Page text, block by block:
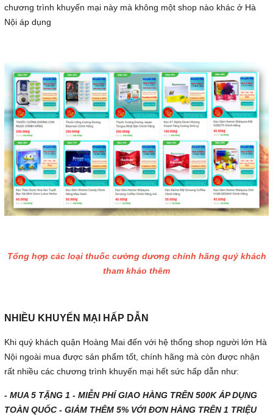
chương trình khuyến mại này mà không một shop nào khác ở Hà
Nội áp dụng
Tổng hợp các loại thuốc cường dương chính hãng quý khách
tham khảo thêm
NHIỀU KHUYẾN MẠI HẤP DẪN
Khi quý khách quận Hoàng Mai đến với hệ thống shop người lớn Hà
Nội ngoài mua được sản phẩm tốt, chính hãng mà còn được nhận
rất nhiều các chương trình khuyến mại hết sức hấp dẫn như:
- MUA 5 TẶNG 1 - MIỄN PHÍ GIAO HÀNG TRÊN 500K ÁP DỤNG
TOÀN QUỐC - GIẢM THÊM 5% VỚI ĐƠN HÀNG TRÊN 1 TRIỆU